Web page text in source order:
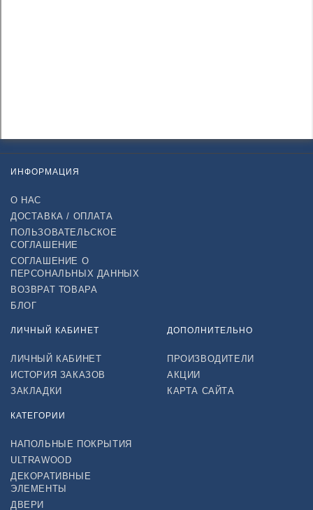
ИНФОРМАЦИЯ
О НАС
ДОСТАВКА / ОПЛАТА
ПОЛЬЗОВАТЕЛЬСКОЕ
СОГЛАШЕНИЕ
СОГЛАШЕНИЕ О
ПЕРСОНАЛЬНЫХ ДАННЫХ
ВОЗВРАТ ТОВАРА
БЛОГ
ЛИЧНЫЙ КАБИНЕТ
ЛИЧНЫЙ КАБИНЕТ
ИСТОРИЯ ЗАКАЗОВ
ЗАКЛАДКИ
ДОПОЛНИТЕЛЬНО
ПРОИЗВОДИТЕЛИ
АКЦИИ
КАРТА САЙТА
КАТЕГОРИИ
НАПОЛЬНЫЕ ПОКРЫТИЯ
ULTRAWOOD
ДЕКОРАТИВНЫЕ
ЭЛЕМЕНТЫ
ДВЕРИ